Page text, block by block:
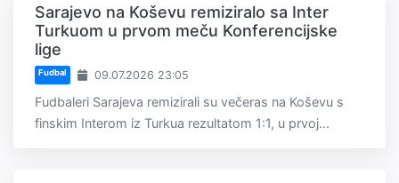
Sarajevo na Koševu remiziralo sa Inter
Turkuom u prvom meču Konferencijske
lige
Fudbal 09.07.2026 23:05
Fudbaleri Sarajeva remizirali su večeras na Koševu s
finskim Interom iz Turkua rezultatom 1:1, u prvoj...